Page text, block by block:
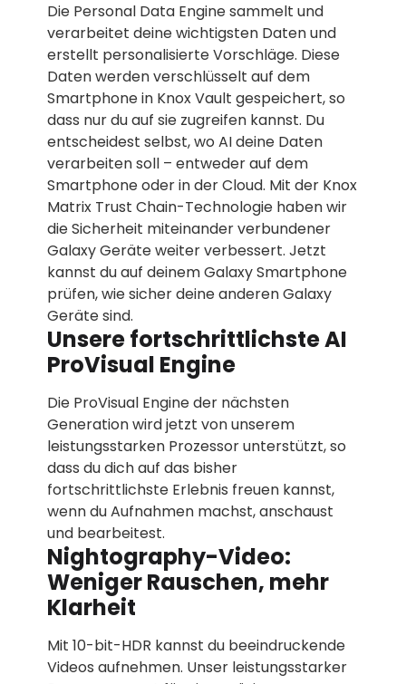
Die Personal Data Engine sammelt und
verarbeitet deine wichtigsten Daten und
erstellt personalisierte Vorschläge. Diese
Daten werden verschlüsselt auf dem
Smartphone in Knox Vault gespeichert, so
dass nur du auf sie zugreifen kannst. Du
entscheidest selbst, wo AI deine Daten
verarbeiten soll – entweder auf dem
Smartphone oder in der Cloud. Mit der Knox
Matrix Trust Chain-Technologie haben wir
die Sicherheit miteinander verbundener
Galaxy Geräte weiter verbessert. Jetzt
kannst du auf deinem Galaxy Smartphone
prüfen, wie sicher deine anderen Galaxy
Geräte sind.
Unsere fortschrittlichste AI
ProVisual Engine
Die ProVisual Engine der nächsten
Generation wird jetzt von unserem
leistungsstarken Prozessor unterstützt, so
dass du dich auf das bisher
fortschrittlichste Erlebnis freuen kannst,
wenn du Aufnahmen machst, anschaust
und bearbeitest.
Nightography-Video:
Weniger Rauschen, mehr
Klarheit
Mit 10-bit-HDR kannst du beeindruckende
Videos aufnehmen. Unser leistungsstarker